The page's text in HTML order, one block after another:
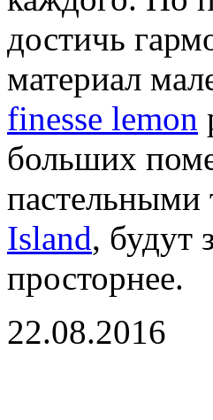
достичь
материал
finesse lemon
больших
пастельными
Island, будут
просторнее.
22.08.2016